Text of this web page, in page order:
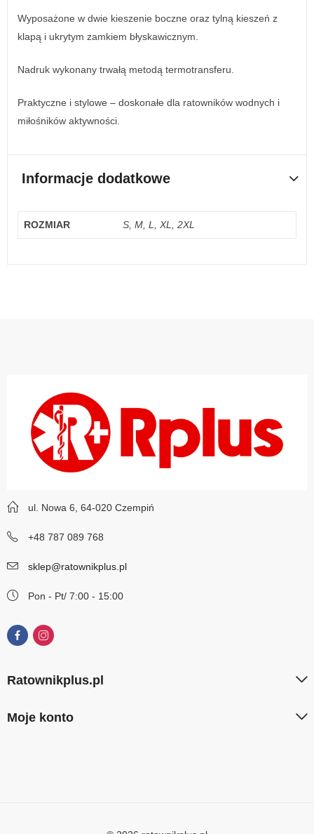
Wyposażone w dwie kieszenie boczne oraz tylną kieszeń z
klapą i ukrytym zamkiem błyskawicznym.
Nadruk wykonany trwałą metodą termotransferu.
Praktyczne i stylowe – doskonałe dla ratowników wodnych i
miłośników aktywności.
Informacje dodatkowe
ROZMIAR S, M, L, XL, 2XL
ul. Nowa 6, 64-020 Czempiń
+48 787 089 768
sklep@ratownikplus.pl
Pon - Pt/ 7:00 - 15:00
Ratownikplus.pl
Moje konto